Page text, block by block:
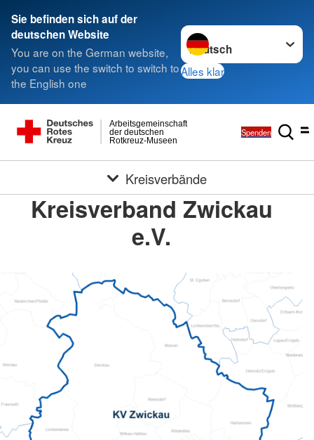
Sie befinden sich auf der
deutschen Website
You are on the German website,
you can use the switch to switch to
the English one
Sprache wechseln zu
Alles klar
Rotkreuz-Museen
der deutschen
Arbeitsgemeinschaft
Spenden
Kreisverbände
Kreisverband Zwickau
e.V.